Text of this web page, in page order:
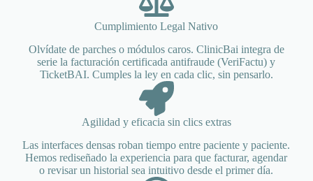
Cumplimiento Legal Nativo
Olvídate de parches o módulos caros. ClinicBai integra de
serie la facturación certificada antifraude (VeriFactu) y
TicketBAI. Cumples la ley en cada clic, sin pensarlo.
Agilidad y eficacia sin clics extras
Las interfaces densas roban tiempo entre paciente y paciente.
Hemos rediseñado la experiencia para que facturar, agendar
o revisar un historial sea intuitivo desde el primer día.